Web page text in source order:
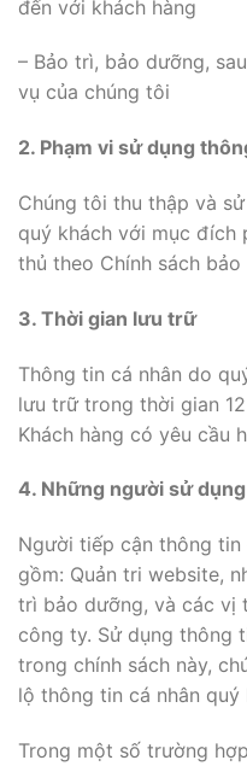
đến với khách hàng
– Bảo trì, bảo dưỡng,
vụ của chúng tôi
2. Phạm vi sử dụng
Chúng tôi thu thập và
quý khách với mục đích
thủ theo Chính sách
3. Thời gian lưu trữ
Thông tin cá nhân do
lưu trữ trong thời gian
Khách hàng có yêu cầu
4. Những người sử
Người tiếp cận thông tin
gồm: Quản tri website,
trì bảo dưỡng, và các vị
công ty. Sử dụng thông
trong chính sách này,
lộ thông tin cá nhân quý
Trong một số trường